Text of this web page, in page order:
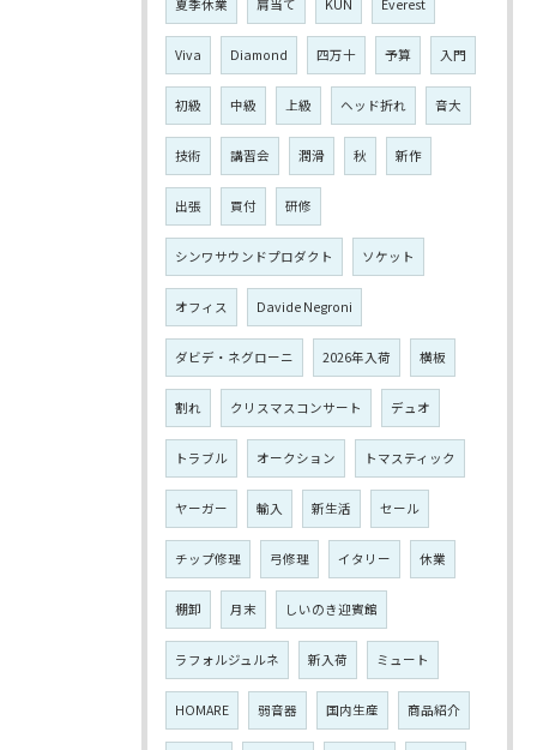
夏季休業 肩当て KUN Everest
Viva Diamond 四万十 予算 入門
初級 中級 上級 ヘッド折れ 音大
技術 講習会 潤滑 秋 新作
出張 買付 研修
シンワサウンドプロダクト ソケット
オフィス Davide Negroni
ダビデ・ネグローニ 2026年入荷 横板
割れ クリスマスコンサート デュオ
トラブル オークション トマスティック
ヤーガー 輸入 新生活 セール
チップ修理 弓修理 イタリー 休業
棚卸 月末 しいのき迎賓館
ラフォルジュルネ 新入荷 ミュート
HOMARE 弱音器 国内生産 商品紹介